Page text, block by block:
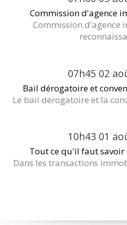
Commission d'agence
Commission d'agence
07h45 02
Bail dérogatoire et
Le bail dérogatoire et la
10h43 01
Tout ce qu'il faut savoir
Dans les transactions